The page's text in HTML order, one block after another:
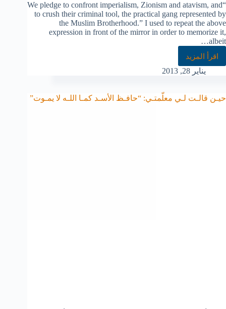
“We pledge to confront imperialism, Zionism and atavism, and
to crush their criminal tool, the practical gang represented by
the Muslim Brotherhood.” I used to repeat the above
expression in front of the mirror in order to memorize it,
albeit…
اقرأ المزيد
يناير 28, 2013
حيـن قالـت لـي معلّمتـي: “حافـظ الأسـد كمـا اللـه لا يمـوت”